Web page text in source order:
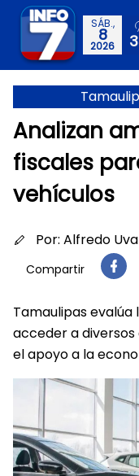
SÁB.,
8
2026
Analizan
fiscales
vehículos
Por: Alfredo
Compartir
Tamaulipas
acceder a
el apoyo a la